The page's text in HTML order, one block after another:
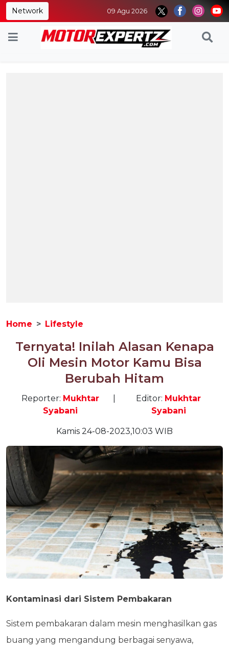
Network 09 Agu 2026
Home Lifestyle
Ternyata! Inilah Alasan Kenapa
Oli Mesin Motor Kamu Bisa
Berubah Hitam
Reporter: Mukhtar
Syabani
Editor: Mukhtar
Syabani
Kamis 24-08-2023,10:03 WIB
Kontaminasi dari Sistem Pembakaran
Sistem pembakaran dalam mesin menghasilkan gas
buang yang mengandung berbagai senyawa,